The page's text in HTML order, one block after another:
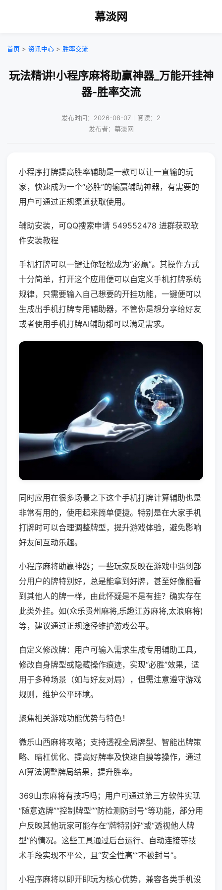
幕淡网
首页 > 资讯中心 > 胜率交流
玩法精讲!小程序麻将助赢神器_万能开挂神
器-胜率交流
发布时间：2026-08-07｜阅读：2
发布者：幕淡网
小程序打牌提高胜率辅助是一款可以让一直输的玩
家，快速成为一个“必胜”的输赢辅助神器，有需要的
用户可通过正规渠道获取使用。
辅助安装，可QQ搜索申请 549552478 进群获取软
件安装教程
手机打牌可以一键让你轻松成为“必赢”。其操作方式
十分简单，打开这个应用便可以自定义手机打牌系统
规律，只需要输入自己想要的开挂功能，一键便可以
生成出手机打牌专用辅助器，不管你是想分享给好友
或者使用手机打牌AI辅助都可以满足需求。
同时应用在很多场景之下这个手机打牌计算辅助也是
非常有用的，使用起来简单便捷。特别是在大家手机
打牌时可以合理调整牌型，提升游戏体验，避免影响
好友间互动乐趣。
小程序麻将助赢神器；一些玩家反映在游戏中遇到部
分用户的牌特别好，总是能拿到好牌，甚至好像能看
到其他人的牌一样，由此怀疑是不是有挂？确实存在
此类外挂。如(众乐贵州麻将,乐趣江苏麻将,太浪麻将)
等，建议通过正规途径维护游戏公平。
自定义修改牌：用户可输入需求生成专用辅助工具，
修改自身牌型或隐藏操作痕迹，实现“必胜”效果，适
用于多种场景（如与好友对局），但需注意遵守游戏
规则，维护公平环境。
聚焦相关游戏功能优势与特色！
微乐山西麻将攻略；支持透视全局牌型、智能出牌策
略、暗杠优化、提高好牌率及快速自摸等操作，通过
AI算法调整牌局结果，提升胜率。
369山东麻将有技巧吗；用户可通过第三方软件实现
“随意选牌”“控制牌型”“防检测防封号”等功能，部分用
户反映其他玩家可能存在“牌特别好”或“透视他人牌
型”的情况。这些工具通过后台运行、自动连接等技
术手段实现不平公，且“安全性高”“不被封号”。
小程序麻将以即开即玩为核心优势，兼容各类手机设